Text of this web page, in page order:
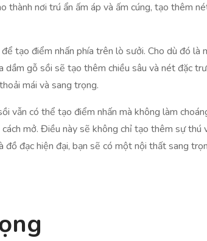
nơi trú ẩn ấm áp và ấm cúng, tạo thêm
tạo điểm nhấn phía trên lò sưởi. Cho dù đó
gỗ sồi sẽ tạo thêm chiều sâu và nét đặc
mái và sang trọng.
vẫn có thể tạo điểm nhấn mà không làm
mở. Điều này sẽ không chỉ tạo thêm sự
đạc hiện đại, bạn sẽ có một nội thất sang